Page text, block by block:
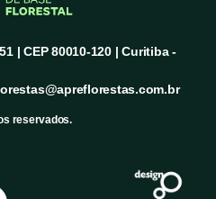
| CEP 80010-120 | Curitiba -
reservados.